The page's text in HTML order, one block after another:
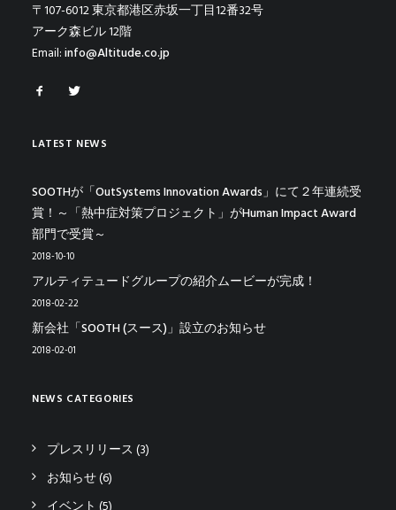
〒107-6012 東京都港区赤坂一丁目12番32号
アーク森ビル 12階
Email:info@Altitude.co.jp
LATEST NEWS
SOOTHが「OutSystems Innovation Awards」にて２年連続受
賞！～「熱中症対策プロジェクト」がHuman Impact Award
部門で受賞～
2018-10-10
アルティテュードグループの紹介ムービーが完成！
2018-02-22
新会社「SOOTH (スース)」設立のお知らせ
2018-02-01
NEWS CATEGORIES
プレスリリース (3)
お知らせ(6)